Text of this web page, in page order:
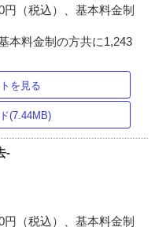
（税込）、基本料金制
本料金制の方共に1,243
を見る
(7.44MB)
-
（税込）、基本料金制